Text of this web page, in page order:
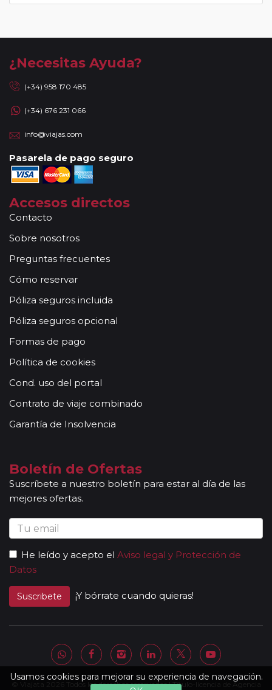
Usamos cookies para mejorar su experiencia de navegación.
¿Necesitas Ayuda?
(+34) 958 170 485
(+34) 676 231 066
info@viajas.com
Pasarela de pago seguro
Accesos directos
Contacto
Sobre nosotros
Preguntas frecuentes
Cómo reservar
Póliza seguros incluida
Póliza seguros opcional
Formas de pago
Política de cookies
Cond. uso del portal
Contrato de viaje combinado
Garantía de Insolvencia
Boletín de Ofertas
Suscríbete a nuestro boletín para estar al día de las
mejores ofertas.
He leído y acepto el Aviso legal y Protección de
Datos
Suscribete ¡Y bórrate cuando quieras!
© Viajata 2026 Todos los derechos reservados | Título-licencia de Agencia